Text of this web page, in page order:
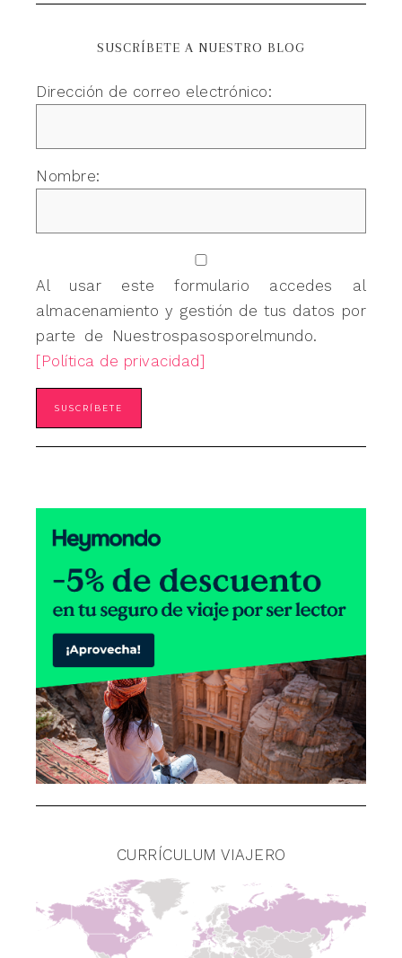
SUSCRÍBETE A NUESTRO BLOG
Dirección de correo electrónico:
Nombre:
Al usar este formulario accedes al
almacenamiento y gestión de tus datos por
parte de Nuestrospasosporelmundo.
[Política de privacidad]
CURRÍCULUM VIAJERO